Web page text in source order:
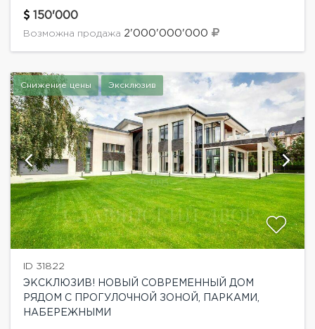
инфраструктурой.Планировка дома: Цоколь:
бильярдная, комнаты свободного назначения,
150'000
Возможна продажа 2'000'000'000
Снижение цены Эксклюзив
ID 31822
ЭКСКЛЮЗИВ! НОВЫЙ СОВРЕМЕННЫЙ ДОМ
РЯДОМ С ПРОГУЛОЧНОЙ ЗОНОЙ, ПАРКАМИ,
НАБЕРЕЖНЫМИ